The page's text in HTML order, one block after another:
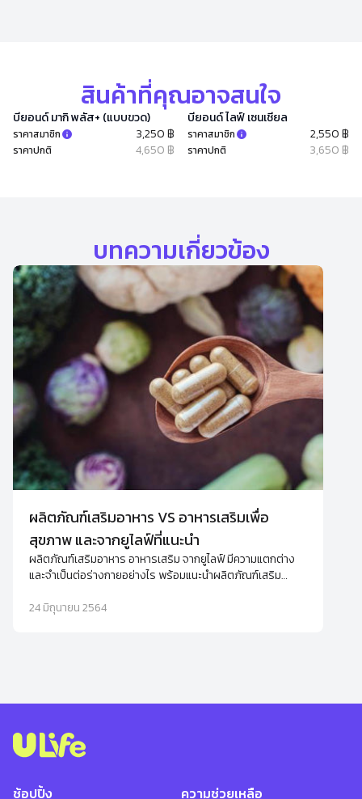
สินค้าที่คุณอาจสนใจ
บียอนด์ มากิ พลัส+ (แบบขวด)
ราคาสมาชิก 3,250 ฿
ราคาปกติ 4,650 ฿
บียอนด์ ไลฟ์ เซนเชียล
ราคาสมาชิก 2,550 ฿
ราคาปกติ 3,650 ฿
บทความเกี่ยวข้อง
ผลิตภัณฑ์เสริมอาหาร VS อาหารเสริมเพื่อ
สุขภาพ และจากยูไลฟ์ที่แนะนำ
ผลิตภัณฑ์เสริมอาหาร อาหารเสริม จากยูไลฟ์ มีความแตกต่าง
และจำเป็นต่อร่างกายอย่างไร พร้อมแนะนำผลิตภัณฑ์เสริม
24 มิถุนายน 2564
ช้อปปิ้ง ความช่วยเหลือ